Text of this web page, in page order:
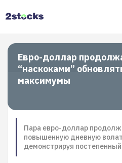
Евро-доллар
“наскоками”
максимумы
Пара евро-доллар
повышенную дневную
демонстрируя